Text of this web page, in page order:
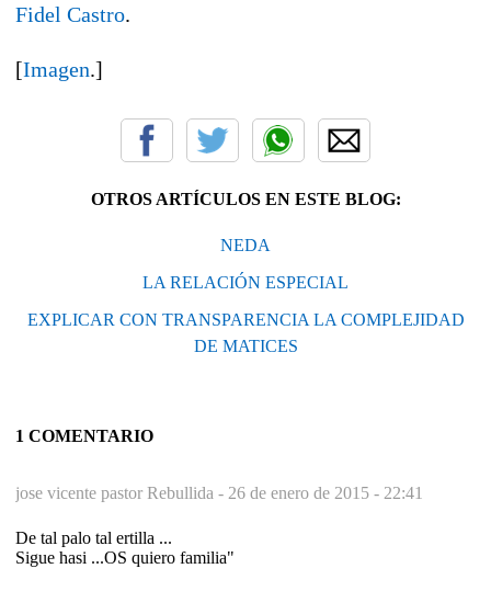
Fidel Castro.
[Imagen.]
OTROS ARTÍCULOS EN ESTE BLOG:
NEDA
LA RELACIÓN ESPECIAL
EXPLICAR CON TRANSPARENCIA LA COMPLEJIDAD
DE MATICES
1 COMENTARIO
jose vicente pastor Rebullida - 26 de enero de 2015 - 22:41
De tal palo tal ertilla ...
Sigue hasi ...OS quiero familia"